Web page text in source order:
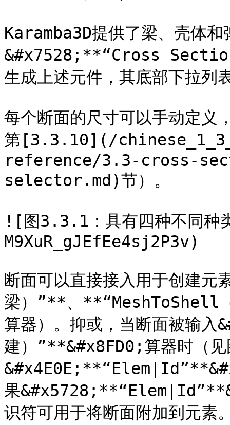
Karamba3D提供了梁、壳体
&#x7528;**“Cross
生成上述元件，其底部下拉列
每个断面的尺寸可以手动定义
第[3.3.10](/
reference/3.3-cross-
selector.md)节）。
![图3.3.1：具有四种不同
M9XuR_gJEfEe4sj2P3v)
断面可以直接接入用于创建
梁）”**、**“MeshToShell
算器）。抑或，当断面被输
建）”**&#x8FD0;算器时（
果
识符可用于将断面附加到元